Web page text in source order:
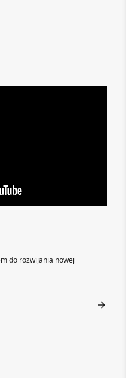
do rozwijania nowej